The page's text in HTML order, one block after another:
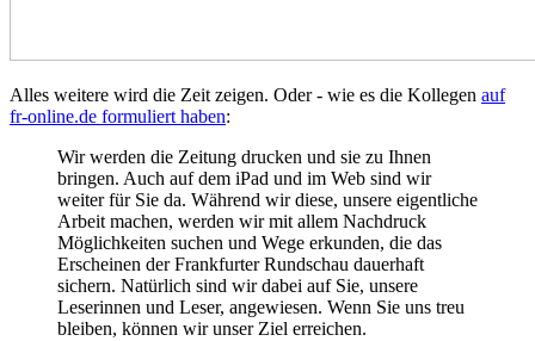
Alles weitere wird die Zeit zeigen. Oder - wie es die Kollegen auf
fr-online.de formuliert haben:
Wir werden die Zeitung drucken und sie zu Ihnen
bringen. Auch auf dem iPad und im Web sind wir
weiter für Sie da. Während wir diese, unsere eigentliche
Arbeit machen, werden wir mit allem Nachdruck
Möglichkeiten suchen und Wege erkunden, die das
Erscheinen der Frankfurter Rundschau dauerhaft
sichern. Natürlich sind wir dabei auf Sie, unsere
Leserinnen und Leser, angewiesen. Wenn Sie uns treu
bleiben, können wir unser Ziel erreichen.